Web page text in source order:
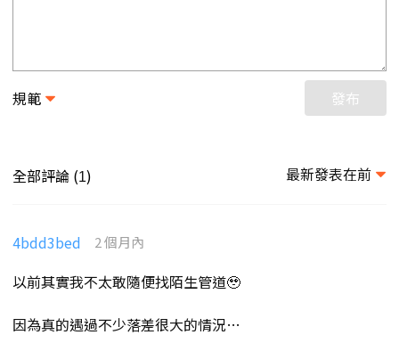
規範 發布
全部評論 (1) 最新發表在前
4bdd3bed 2 個月內
以前其實我不太敢隨便找陌生管道🥹
因為真的遇過不少落差很大的情況…